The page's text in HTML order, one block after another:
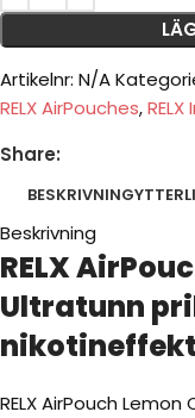
Artikelnr: N/A
RELX AirPouches,
Share:
BESKRIVNING
Beskrivning
RELX
Ultratunn
nikotineffekt
RELX AirPouch